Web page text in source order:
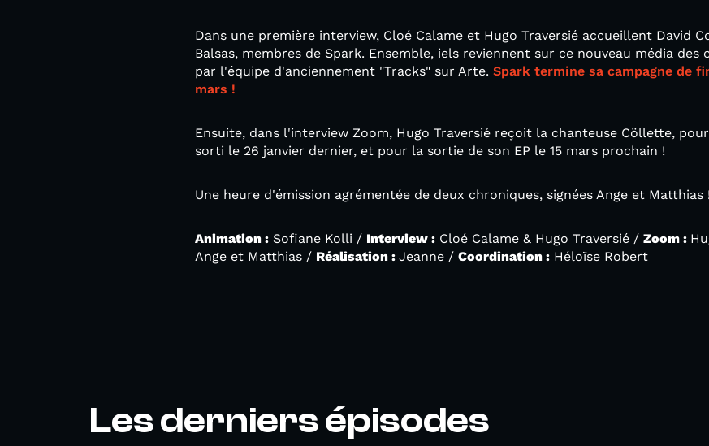
Dans une première interview, Cloé Calame et Hugo Traversié accueillent David
Balsas, membres de Spark. Ensemble, iels reviennent sur ce nouveau média
par l'équipe d'anciennement "Tracks" sur Arte. Spark termine sa campagne de
mars !
Ensuite, dans l'interview Zoom, Hugo Traversié reçoit la chanteuse Cöllette,
sorti le 26 janvier dernier, et pour la sortie de son EP le 15 mars prochain !
Une heure d'émission agrémentée de deux chroniques, signées Ange et Matthias
Animation : Sofiane Kolli / Interview : Cloé Calame & Hugo Traversié / Zoom :
Ange et Matthias / Réalisation : Jeanne / Coordination : Héloïse Robert
Les derniers épisodes